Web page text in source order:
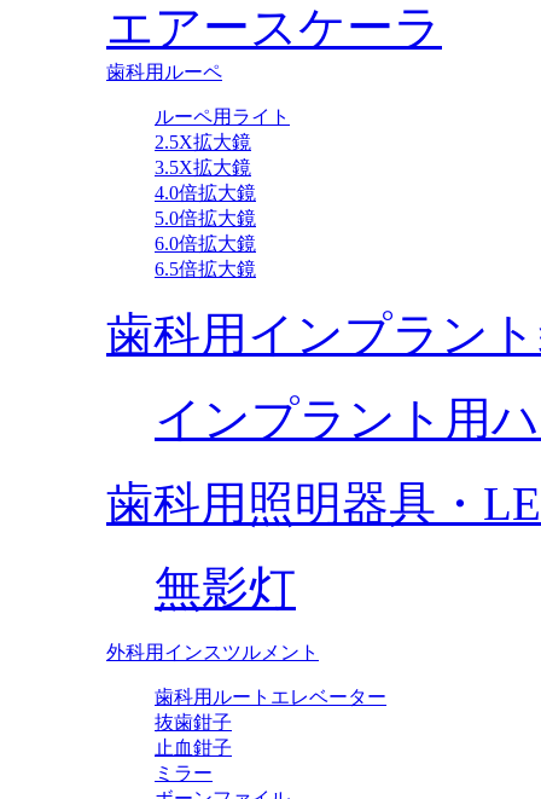
エアースケーラ
歯科用ルーペ
ルーペ用ライト
2.5X拡大鏡
3.5X拡大鏡
4.0倍拡大鏡
5.0倍拡大鏡
6.0倍拡大鏡
6.5倍拡大鏡
歯科用インプラン
インプラント用
歯科用照明器具・
無影灯
外科用インスツルメント
歯科用ルートエレベーター
抜歯鉗子
止血鉗子
ミラー